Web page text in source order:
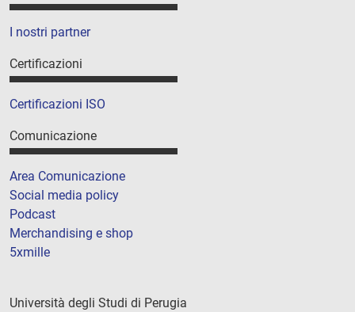
I nostri partner
Certificazioni
Certificazioni ISO
Comunicazione
Area Comunicazione
Social media policy
Podcast
Merchandising e shop
5xmille
Università degli Studi di Perugia